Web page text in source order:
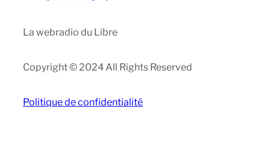
La webradio du Libre
Copyright © 2024 All Rights Reserved
Politique de confidentialité